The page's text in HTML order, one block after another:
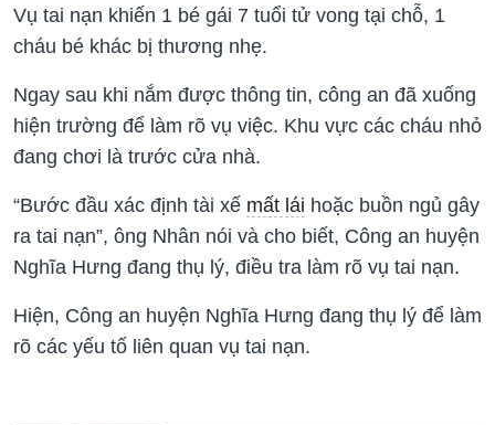
Vụ tai nạn khiến 1 bé gái 7 tuổi tử vong tại chỗ, 1
cháu bé khác bị thương nhẹ.
Ngay sau khi nắm được thông tin, công an đã xuống
hiện trường để làm rõ vụ việc. Khu vực các cháu nhỏ
đang chơi là trước cửa nhà.
“Bước đầu xác định tài xế mất lái hoặc buồn ngủ gây
ra tai nạn”, ông Nhân nói và cho biết, Công an huyện
Nghĩa Hưng đang thụ lý, điều tra làm rõ vụ tai nạn.
Hiện, Công an huyện Nghĩa Hưng đang thụ lý để làm
rõ các yếu tố liên quan vụ tai nạn.